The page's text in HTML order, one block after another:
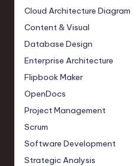
Cloud Architecture Diagram
Content & Visual
Database Design
Enterprise Architecture
Flipbook Maker
OpenDocs
Project Management
Scrum
Software Development
Strategic Analysis